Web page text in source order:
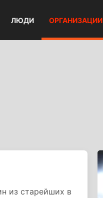
ЛЮДИ ОРГАНИЗАЦИИ
из старейших в